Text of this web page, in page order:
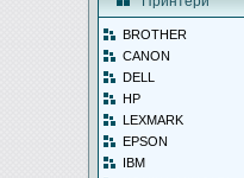
BROTHER
CANON
DELL
HP
LEXMARK
EPSON
IBM